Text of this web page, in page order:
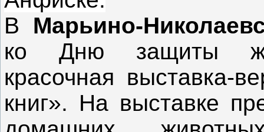
В Марьино-
ко Дню защиты
красочная выставка-
книг». На выставке